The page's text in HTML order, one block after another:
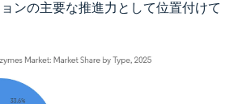
ンの主要な推進力として位置付けて